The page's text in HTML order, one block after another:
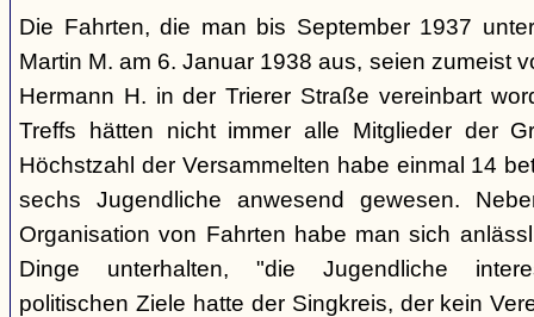
Die Fahrten, die man bis September 1937
Martin M. am 6. Januar 1938 aus, seien zumeist
Hermann H. in der Trierer Straße vereinbart
Treffs hätten nicht immer alle Mitglieder der
Höchstzahl der Versammelten habe einmal 14
sechs Jugendliche anwesend gewesen.
Organisation von Fahrten habe man sich
Dinge unterhalten, "die Jugendliche
politischen Ziele hatte der Singkreis, der kein